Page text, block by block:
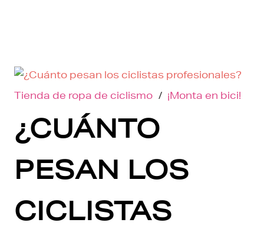
Tienda de ropa de ciclismo / ¡Monta en bici!
¿CUÁNTO
PESAN LOS
CICLISTAS